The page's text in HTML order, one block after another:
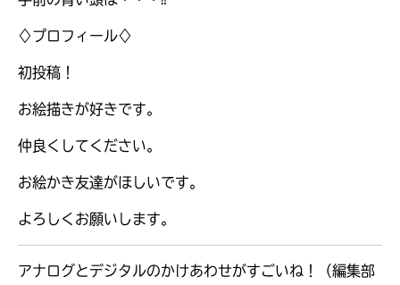
♢プロフィール♢
初投稿！
お絵描きが好きです。
仲良くしてください。
お絵かき友達がほしいです。
よろしくお願いします。
アナログとデジタルのかけあわせがすごいね！（編集部